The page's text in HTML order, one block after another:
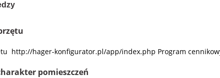
http://hager-konfigurator.pl/app/index.php Program
pomieszczeń